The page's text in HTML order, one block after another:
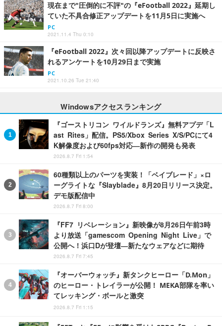
現在まで"圧倒的に不評"の『eFootball 2022』延期し
ていた不具合修正アップデートを11月5日に実施へ
PC
2021.11.4 Thu 0:10
『eFootball 2022』次々回以降アップデートに反映さ
れるアンケートを10月29日まで実施
PC
2021.10.26 Tue 21:40
Windowsアクセスランキング
『ゴーストリコン ワイルドランズ』無料アプデ「L
ast Rites」配信。PS5/Xbox Series X/S/PCにて4
K解像度および60fps対応―新作の開発も発表
2026.8.7 Fri 1:54
60種類以上のパーツを実装！「ベイブレード」×ロ
ーグライトな『Slayblade』8月20日リリース決定。
デモ版配信中
2026.8.7 Fri 8:00
『FF7 リベレーション』新映像が8月26日午前3時
より放送「gamescom Opening Night Live」で
公開へ！浜口Dが登壇―新たなウェアなどに期待
2026.8.7 Fri 7:45
『オーバーウォッチ』新タンクヒーロー「D.Mon」
のヒーロー・トレイラーが公開！ MEKA部隊を率い
てレッキング・ボールと激突
2026.8.7 Fri 1:15